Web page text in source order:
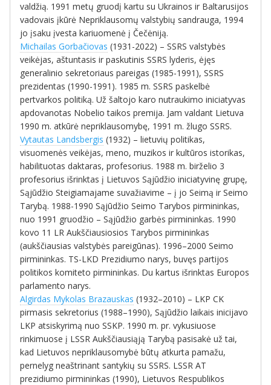
valdžią. 1991 metų gruodį kartu su Ukrainos ir Baltarusijos
vadovais įkūrė Nepriklausomų valstybių sandrauga, 1994
jo įsaku įvesta kariuomenė į Čečėniją.
Michailas Gorbačiovas (1931-2022) – SSRS valstybės
veikėjas, aštuntasis ir paskutinis SSRS lyderis, ėjęs
generalinio sekretoriaus pareigas (1985-1991), SSRS
prezidentas (1990-1991). 1985 m. SSRS paskelbė
pertvarkos politiką. Už šaltojo karo nutraukimo iniciatyvas
apdovanotas Nobelio taikos premija. Jam valdant Lietuva
1990 m. atkūrė nepriklausomybę, 1991 m. žlugo SSRS.
Vytautas Landsbergis (1932) – lietuvių politikas,
visuomenės veikėjas, meno, muzikos ir kultūros istorikas,
habilituotas daktaras, profesorius. 1988 m. birželio 3
profesorius išrinktas į Lietuvos Sąjūdžio iniciatyvinę grupę,
Sąjūdžio Steigiamajame suvažiavime – į jo Seimą ir Seimo
Tarybą. 1988-1990 Sąjūdžio Seimo Tarybos pirmininkas,
nuo 1991 gruodžio – Sąjūdžio garbės pirmininkas. 1990
kovo 11 LR Aukščiausiosios Tarybos pirmininkas
(aukščiausias valstybės pareigūnas). 1996–2000 Seimo
pirmininkas. TS-LKD Prezidiumo narys, buvęs partijos
politikos komiteto pirmininkas. Du kartus išrinktas Europos
parlamento narys.
Algirdas Mykolas Brazauskas (1932–2010) – LKP CK
pirmasis sekretorius (1988–1990), Sąjūdžio laikais inicijavo
LKP atsiskyrimą nuo SSKP. 1990 m. pr. vykusiuose
rinkimuose į LSSR Aukščiausiąją Tarybą pasisakė už tai,
kad Lietuvos nepriklausomybė būtų atkurta pamažu,
pernelyg neaštrinant santykių su SSRS. LSSR AT
prezidiumo pirmininkas (1990), Lietuvos Respublikos